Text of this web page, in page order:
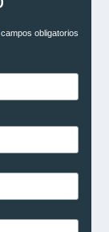
obligatorios